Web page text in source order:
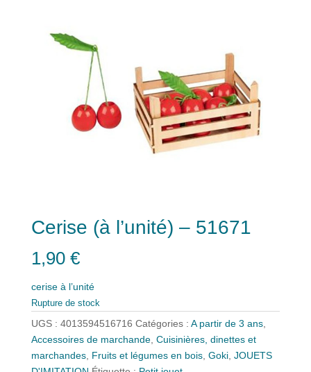
Cerise (à l’unité) – 51671
1,90 €
cerise à l’unité
Rupture de stock
UGS : 4013594516716 Catégories : A partir de 3 ans,
Accessoires de marchande, Cuisinières, dinettes et
marchandes, Fruits et légumes en bois, Goki, JOUETS